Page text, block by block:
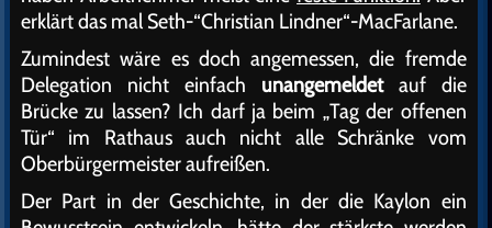
erklärt das mal Seth-“Christian Lindner“-MacFarlane.
Zumindest wäre es doch angemessen, die fremde
Delegation nicht einfach unangemeldetauf die
Brücke zu lassen? Ich darf ja beim „Tag der offenen
Tür“ im Rathaus auch nicht alle Schränke vom
Oberbürgermeister aufreißen.
Der Part in der Geschichte, in der die Kaylon ein